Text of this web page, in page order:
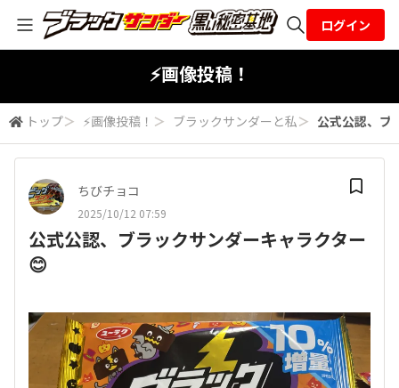
検索
ログイン
⚡画像投稿！
トップ＞ ⚡画像投稿！ ＞ ブラックサンダーと私＞ 公式公認、ブ
ちびチョコ
2025/10/12 07:59
公式公認、ブラックサンダーキャラクター
😊